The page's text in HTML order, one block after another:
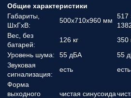
Общие характеристики
Габариты,
ШхГхВ:
500x710x960 мм
517
Вес, без
батарей:
126 кг 350
Уровень шума:
55 дБА 55
Звуковая
сигнализация:
есть есть
Форма
выходного
чистая синусоида